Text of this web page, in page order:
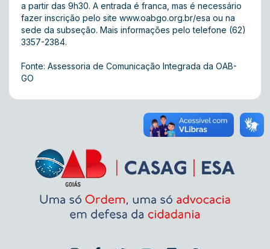
a partir das 9h30. A entrada é franca, mas é necessário
fazer inscrição pelo site www.oabgo.org.br/esa ou na
sede da subseção. Mais informações pelo telefone (62)
3357-2384.
Fonte: Assessoria de Comunicação Integrada da OAB-
GO